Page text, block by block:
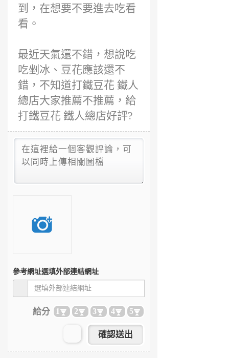
到，在想要不要進去吃看
看。
最近天氣還不錯，想說吃
吃剉冰、豆花應該還不
錯，不知道打鐵豆花 鐵人
總店大家推薦不推薦，給
打鐵豆花 鐵人總店好評?
參考網址選填外部連結網址
給分 1 2 3 4 5